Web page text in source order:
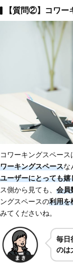
【質問②】コワー
コワーキングスペース
ワーキングスペースな
ユーザーにとっても嬉
ス側から見ても、 会員
ングスペースの利用を
みてくださいね。
毎日
のは